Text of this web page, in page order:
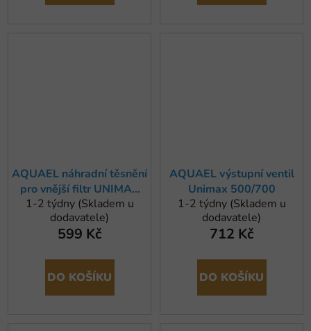
AQUAEL náhradní těsnění
pro vnější filtr UNIMAX
500/700/750
1-2 týdny (Skladem u
dodavatele)
599 Kč
DO KOŠÍKU
AQUAEL výstupní ventil
Unimax 500/700
1-2 týdny (Skladem u
dodavatele)
712 Kč
DO KOŠÍKU